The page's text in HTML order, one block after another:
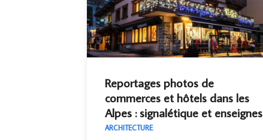
Reportages photos de
commerces et hôtels dans les
Alpes : signalétique et enseignes
ARCHITECTURE